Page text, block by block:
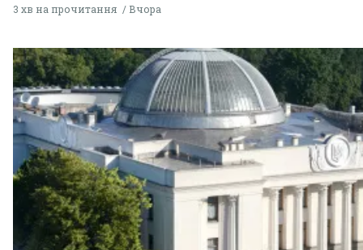
3 хв на прочитання Вчора